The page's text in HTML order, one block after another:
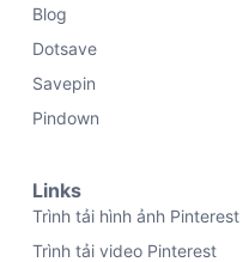
Blog
Dotsave
Savepin
Pindown
Links
Trình tải hình ảnh Pinterest
Trình tải video Pinterest